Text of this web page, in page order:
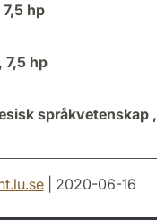
7,5 hp
7,5 hp
språkvetenskap ,
.se| 2020-06-16